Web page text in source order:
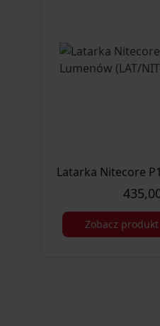
Latarka Nitecore
Zobacz produkt